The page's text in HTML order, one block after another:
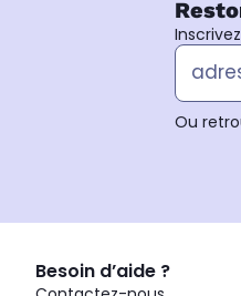
Ou
Besoin d’aide ?